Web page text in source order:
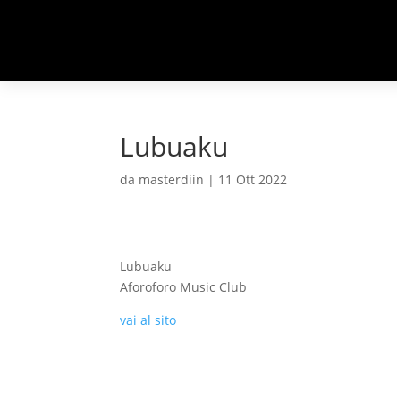
Lubuaku
da masterdiin | 11 Ott 2022
Lubuaku
Aforoforo Music Club
vai al sito